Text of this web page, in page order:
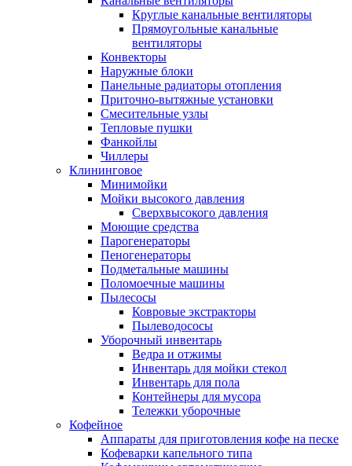
Круглые канальные вентиляторы
Прямоугольные канальные
вентиляторы
Конвекторы
Наружные блоки
Панельные радиаторы отопления
Приточно-вытяжные установки
Смесительные узлы
Тепловые пушки
Фанкойлы
Чиллеры
Клининговое
Минимойки
Мойки высокого давления
Сверхвысокого давления
Моющие средства
Парогенераторы
Пеногенераторы
Подметальные машины
Поломоечные машины
Пылесосы
Ковровые экстракторы
Пылеводососы
Уборочный инвентарь
Ведра и отжимы
Инвентарь для мойки стекол
Инвентарь для пола
Контейнеры для мусора
Тележки уборочные
Кофейное
Аппараты для приготовления кофе на песке
Кофеварки капельного типа